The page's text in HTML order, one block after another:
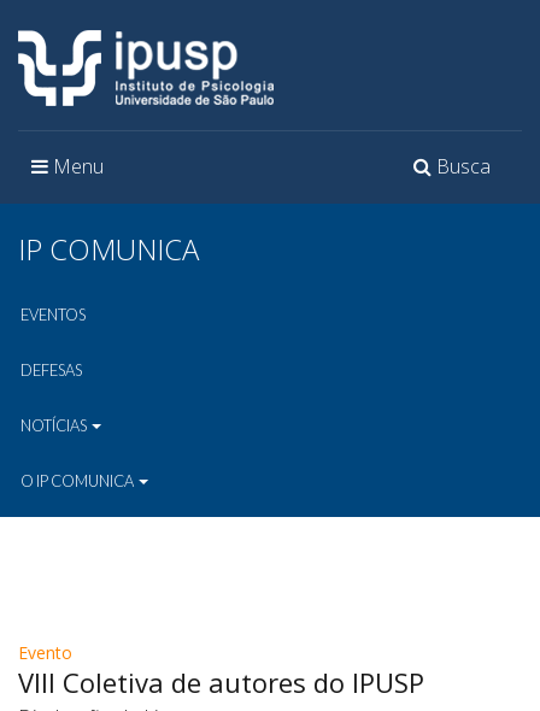
Toggle
Busca
Toggle
Menu
IP COMUNICA
EVENTOS
DEFESAS
NOTÍCIAS
O IP COMUNICA
Evento
VIII Coletiva de autores do IPUSP